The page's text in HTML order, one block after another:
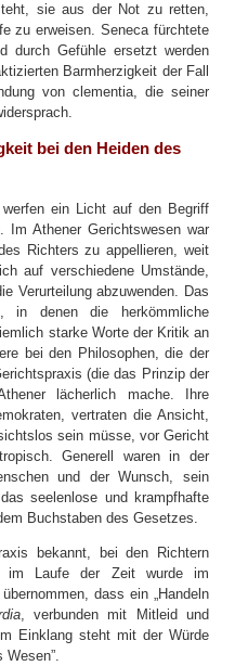
sie aus der Not zu retten,
zu erweisen. Seneca fürchtete
durch Gefühle ersetzt werden
Barmherzigkeit der Fall
von clementia, die seiner
bei den Heiden des
ein Licht auf den Begriff
Im Athener Gerichtswesen war
Richters zu appellieren, weit
auf verschiedene Umstände,
Verurteilung abzuwenden. Das
in denen die herkömmliche
starke Worte der Kritik an
bei den Philosophen, die der
(die das Prinzip der
lächerlich mache. Ihre
vertraten die Ansicht,
sein müsse, vor Gericht
Generell waren in der
und der Wunsch, sein
seelenlose und krampfhafte
Buchstaben des Gesetzes.
bekannt, bei den Richtern
im Laufe der Zeit wurde im
dass ein „Handeln
, verbunden mit Mitleid und
Einklang steht mit der Würde